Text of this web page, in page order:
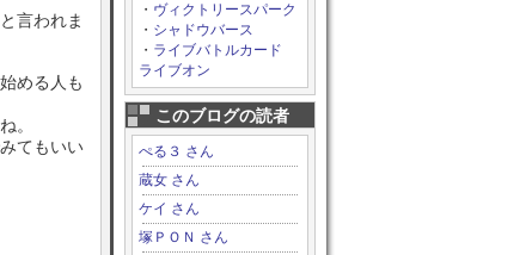
・ ヴィクトリースパーク
・ シャドウバース
・ ライブバトルカード
ライブオン
このブログの読者
ぺる３ さん
蔵女 さん
ケイ さん
塚ＰＯＮ さん
言われま
める人も
。
てもいい